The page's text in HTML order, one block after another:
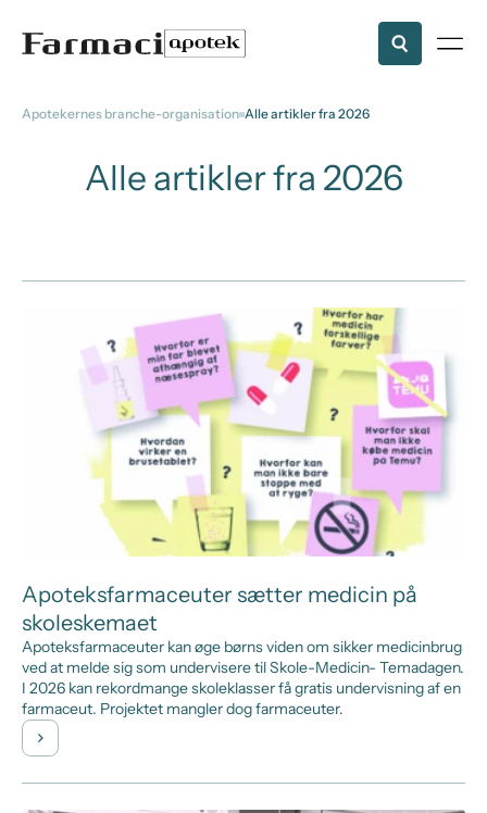
Apotekernes branche-organisation Alle artikler fra 2026
Alle artikler fra 2026
Apoteksfarmaceuter sætter medicin på
skoleskemaet
Apoteksfarmaceuter kan øge børns viden om sikker medicinbrug
ved at melde sig som undervisere til Skole-Medicin- Temadagen.
I 2026 kan rekordmange skoleklasser få gratis undervisning af en
farmaceut. Projektet mangler dog farmaceuter.